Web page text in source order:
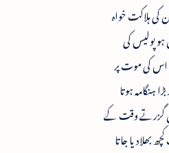
کی ہلاکت خواہ
پولیس کی
اس کی موت پر
ہنگامہ ہوتا
گزرتے وقت کے
بھلادیا جاتا